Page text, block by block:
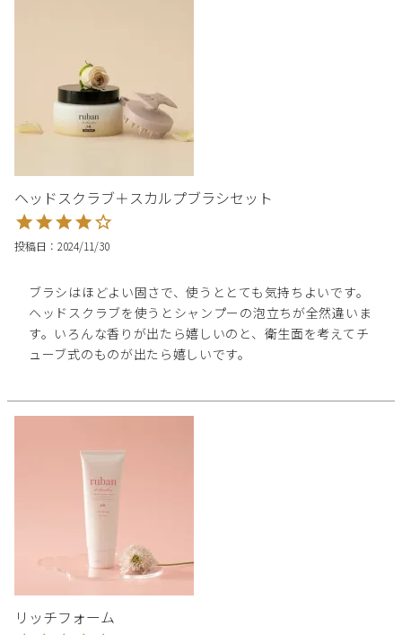
ヘッドスクラブ＋スカルプブラシセット
投稿日 2024/11/30
ブラシはほどよい固さで、使うととても気持ちよいです。
ヘッドスクラブを使うとシャンプーの泡立ちが全然違いま
す。いろんな香りが出たら嬉しいのと、衛生面を考えてチ
ューブ式のものが出たら嬉しいです。
リッチフォーム